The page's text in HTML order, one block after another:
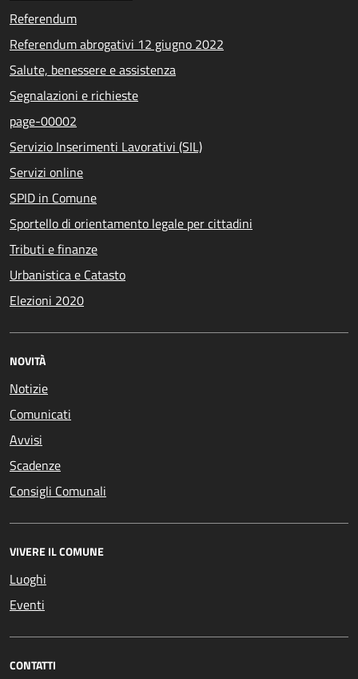
Referendum
Referendum abrogativi 12 giugno 2022
Salute, benessere e assistenza
Segnalazioni e richieste
page-00002
Servizio Inserimenti Lavorativi (SIL)
Servizi online
SPID in Comune
Sportello di orientamento legale per cittadini
Tributi e finanze
Urbanistica e Catasto
Elezioni 2020
NOVITÀ
Notizie
Comunicati
Avvisi
Scadenze
Consigli Comunali
VIVERE IL COMUNE
Luoghi
Eventi
CONTATTI